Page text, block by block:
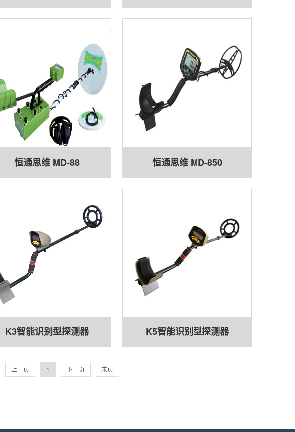
恒通思维 MD-88 恒通思维 MD-850
K3智能识别型探测器 K5智能识别型探测器
上一页 1 下一页 末页